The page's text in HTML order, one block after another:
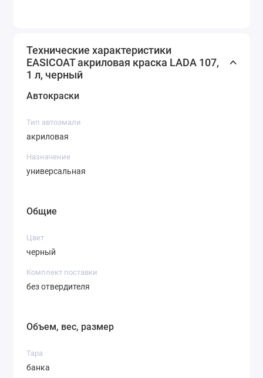
Технические характеристики
EASICOAT акриловая краска LADA 107,
1 л, черный
Автокраски
Тип автоэмали
акриловая
Назначение
универсальная
Общие
Цвет
черный
Комплект поставки
без отвердителя
Объем, вес, размер
Тара
банка